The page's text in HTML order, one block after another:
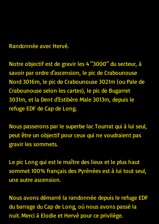
Randonnée avec Hervé.
Notre objectif est de gravir les 4 "3000" du secteur, à
savoir par ordre d'ascension, le pic de Crabounouse
Nord 3016m, le pic de Crabounouse 3021m (ou Pale de
Crabounouse selon les cartes), le pic de Bugarret
3031m, et la Dent d'Estibère Male 3013m, depuis le
refuge EDF de Cap de Long.
Nous passerons par le superbe lac Tourrat qui à lui seul,
peut être un objectif pour ceux qui ne voudraient pas
gravir les sommets.
Le pic Long qui est le maître des lieux et le plus haut
sommet 100% français des Pyrénées est à lui tout seul,
une autre ascension.
Nous avons démarré la randonnée depuis le refuge EDF
du barrage du Cap de Long, où nous avons passé la
nuit. Merci à Elodie et Hervé pour ce privilège.